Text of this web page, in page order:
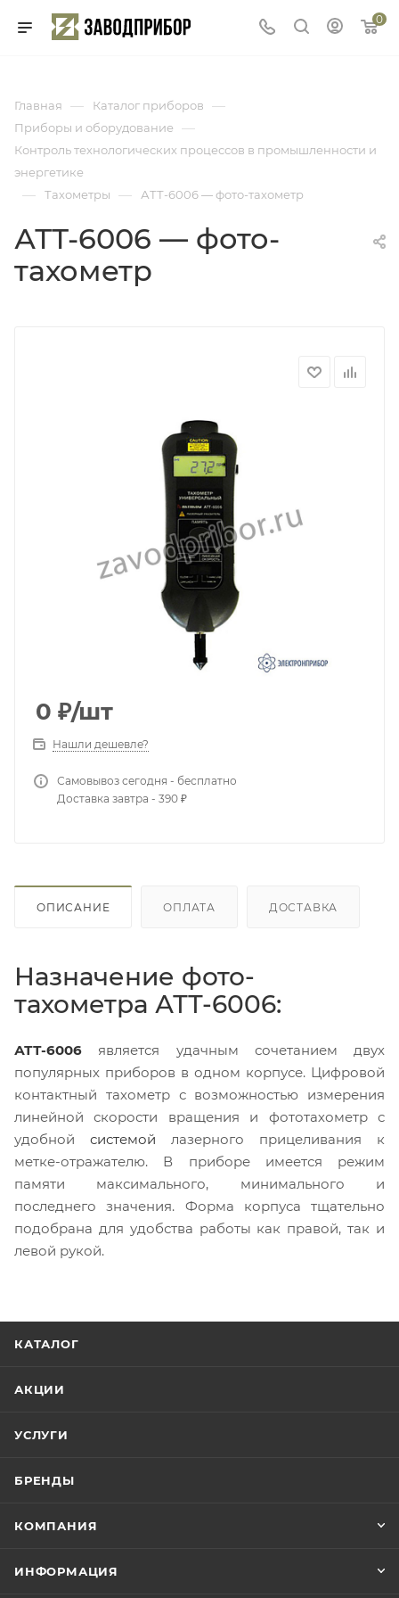
0
Главная — Каталог приборов —
Приборы и оборудование —
Контроль технологических процессов в промышленности и
энергетике
— Тахометры — АТТ-6006 — фото-тахометр
АТТ-6006 — фото-
тахометр
0 ₽/шт
Нашли дешевле?
Самовывоз сегодня - бесплатно
Доставка завтра - 390 ₽
ОПИСАНИЕ ОПЛАТА ДОСТАВКА
Назначение фото-
тахометра АТТ-6006:
АТТ-6006 является удачным сочетанием двух
популярных приборов в одном корпусе. Цифровой
контактный тахометр с возможностью измерения
линейной скорости вращения и фототахометр с
удобной системой лазерного прицеливания к
метке-отражателю. В приборе имеется режим
памяти максимального, минимального и
последнего значения. Форма корпуса тщательно
подобрана для удобства работы как правой, так и
левой рукой.
КАТАЛОГ
АКЦИИ
УСЛУГИ
БРЕНДЫ
КОМПАНИЯ
ИНФОРМАЦИЯ